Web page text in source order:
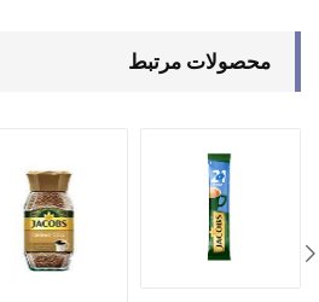
محصولات مرتبط